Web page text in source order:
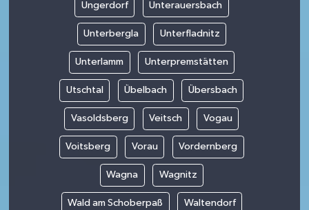
Ungerdorf Unterauersbach
Unterbergla Unterfladnitz
Unterlamm Unterpremstätten
Utschtal Übelbach Übersbach
Vasoldsberg Veitsch Vogau
Voitsberg Vorau Vordernberg
Wagna Wagnitz
Wald am Schoberpaß Waltendorf